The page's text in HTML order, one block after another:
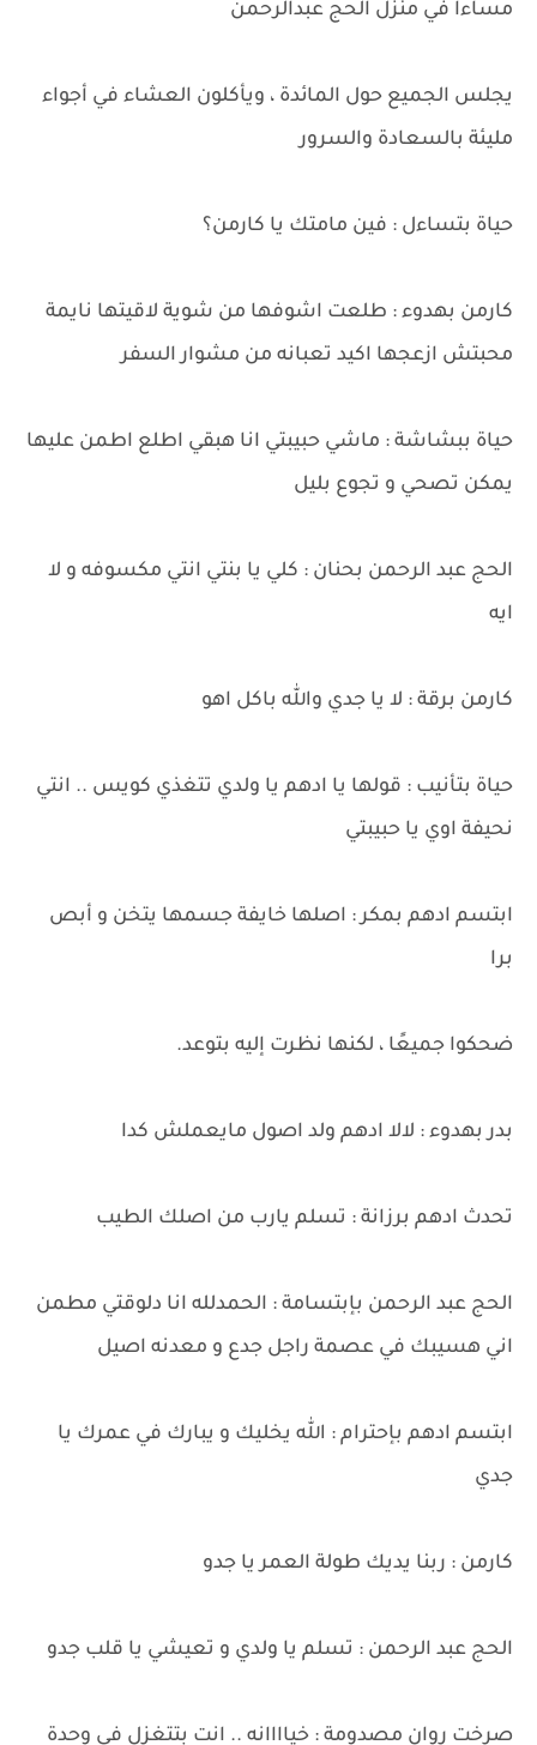
مساءا في منزل الحج عبدالرحمن
يجلس الجميع حول المائدة ، ويأكلون العشاء في أجواء
مليئة بالسعادة والسرور
حياة بتساءل : فين مامتك يا كارمن؟
كارمن بهدوء : طلعت اشوفها من شوية لاقيتها نايمة
محبتش ازعجها اكيد تعبانه من مشوار السفر
حياة ببشاشة : ماشي حبيبتي انا هبقي اطلع اطمن عليها
يمكن تصحي و تجوع بليل
الحج عبد الرحمن بحنان : كلي يا بنتي انتي مكسوفه و لا
ايه
كارمن برقة : لا يا جدي والله باكل اهو
حياة بتأنيب : قولها يا ادهم يا ولدي تتغذي كويس .. انتي
نحيفة اوي يا حبيبتي
ابتسم ادهم بمكر : اصلها خايفة جسمها يتخن و أبص
برا
ضحكوا جميعًا ، لكنها نظرت إليه بتوعد.
بدر بهدوء : لالا ادهم ولد اصول مايعملش كدا
تحدث ادهم برزانة : تسلم يارب من اصلك الطيب
الحج عبد الرحمن بإبتسامة : الحمدلله انا دلوقتي مطمن
اني هسيبك في عصمة راجل جدع و معدنه اصيل
ابتسم ادهم بإحترام : الله يخليك و يبارك في عمرك يا
جدي
كارمن : ربنا يديك طولة العمر يا جدو
الحج عبد الرحمن : تسلم يا ولدي و تعيشي يا قلب جدو
صرخت روان مصدومة : خياااانه .. انت بتتغزل في وحدة